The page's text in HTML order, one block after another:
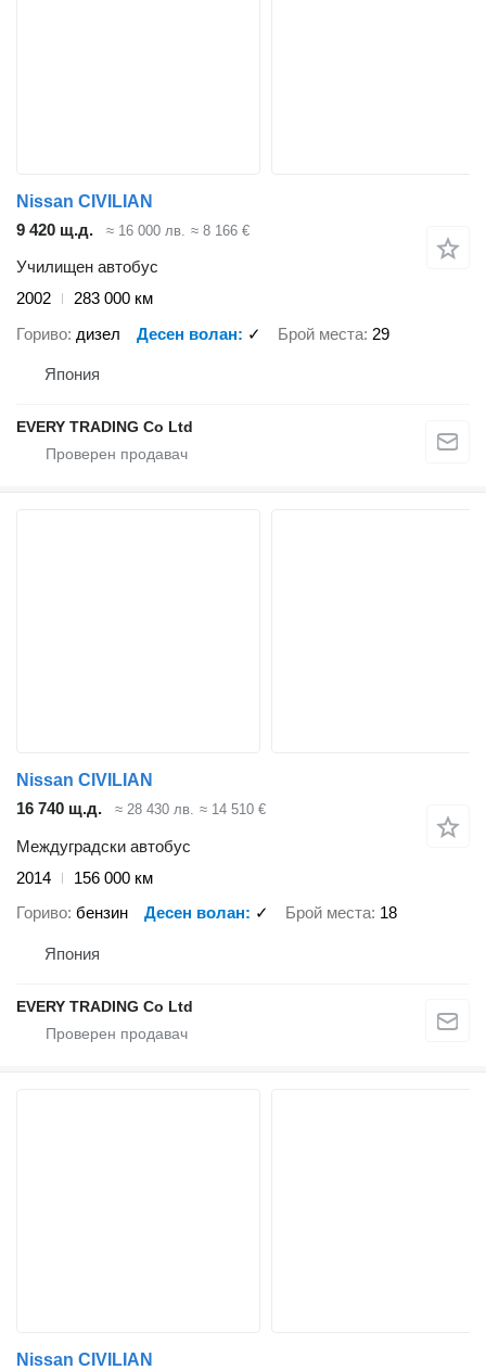
Nissan CIVILIAN
9 420 щ.д.
≈ 16 000 лв. ≈ 8 166 €
Училищен автобус
2002
283 000 км
Гориво дизел Десен волан ✓ Брой места 29
Япония
EVERY TRADING Co Ltd
Nissan CIVILIAN
16 740 щ.д.
≈ 28 430 лв. ≈ 14 510 €
Междуградски автобус
2014
156 000 км
Гориво бензин Десен волан ✓ Брой места 18
Япония
EVERY TRADING Co Ltd
Nissan CIVILIAN